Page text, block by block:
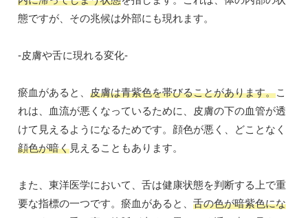
態ですが、その兆候は外部にも現れます。
-皮膚や舌に現れる変化-
瘀血があると、 皮膚は青紫色を帯びることがあります。こ
れは、血流が悪くなっているために、皮膚の下の血管が透
けて見えるようになるためです。顔色が悪く、どことなく
顔色が暗く見えることもあります。
また、東洋医学において、舌は健康状態を判断する上で重
要な指標の一つです。瘀血があると、 舌の色が暗紫色にな